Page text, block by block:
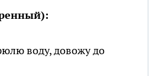
воду, довожу до